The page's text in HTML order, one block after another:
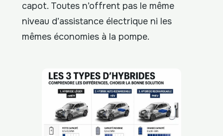
capot. Toutes n’offrent pas le même
niveau d’assistance électrique ni les
mêmes économies à la pompe.